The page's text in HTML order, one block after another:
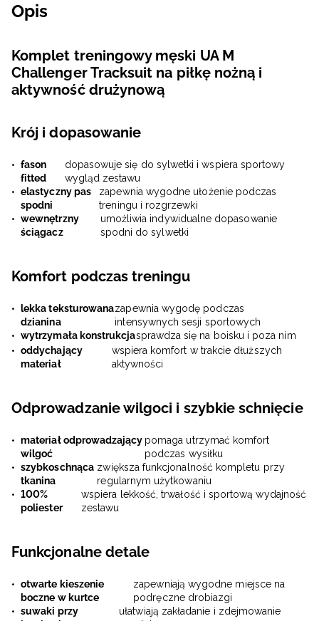
Opis
Komplet treningowy męski UA M
Challenger Tracksuit na piłkę nożną i
aktywność drużynową
Krój i dopasowanie
fason
fitted
dopasowuje się do sylwetki i wspiera sportowy
wygląd zestawu
elastyczny pas
spodni
zapewnia wygodne ułożenie podczas
treningu i rozgrzewki
wewnętrzny
ściągacz
umożliwia indywidualne dopasowanie
spodni do sylwetki
Komfort podczas treningu
lekka teksturowana
dzianina
zapewnia wygodę podczas
intensywnych sesji sportowych
wytrzymała konstrukcjasprawdza się na boisku i poza nim
oddychający
materiał
wspiera komfort w trakcie dłuższych
aktywności
Odprowadzanie wilgoci i szybkie schnięcie
materiał odprowadzający
wilgoć
pomaga utrzymać komfort
podczas wysiłku
szybkoschnąca
tkanina
zwiększa funkcjonalność kompletu przy
regularnym użytkowaniu
100%
poliester
wspiera lekkość, trwałość i sportową wydajność
zestawu
Funkcjonalne detale
otwarte kieszenie
boczne w kurtce
zapewniają wygodne miejsce na
podręczne drobiazgi
suwaki przy
ułatwiają zakładanie i zdejmowanie